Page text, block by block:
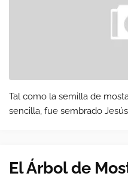
Tal como la semilla de mostaza tan pequeña,
sencilla, fue sembrado Jesús
El Árbol de